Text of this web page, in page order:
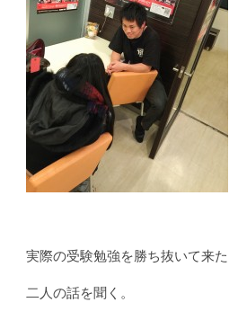
実際の受験勉強を勝ち抜いて来た
二人の話を聞く。